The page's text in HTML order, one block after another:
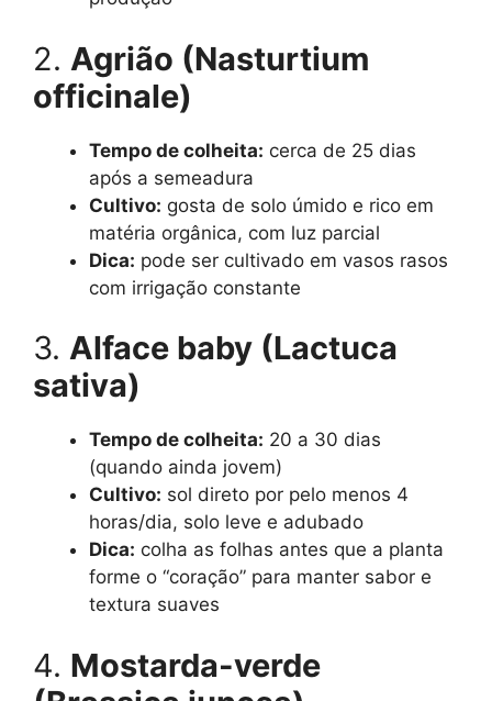
2. Agrião (Nasturtium
officinale)
Tempo de colheita: cerca de 25 dias
após a semeadura
Cultivo: gosta de solo úmido e rico em
matéria orgânica, com luz parcial
Dica: pode ser cultivado em vasos rasos
com irrigação constante
3. Alface baby (Lactuca
sativa)
Tempo de colheita: 20 a 30 dias
(quando ainda jovem)
Cultivo: sol direto por pelo menos 4
horas/dia, solo leve e adubado
Dica: colha as folhas antes que a planta
forme o “coração” para manter sabor e
textura suaves
4. Mostarda-verde